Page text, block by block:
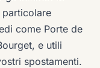
come Porte de
e utili
spostamenti.